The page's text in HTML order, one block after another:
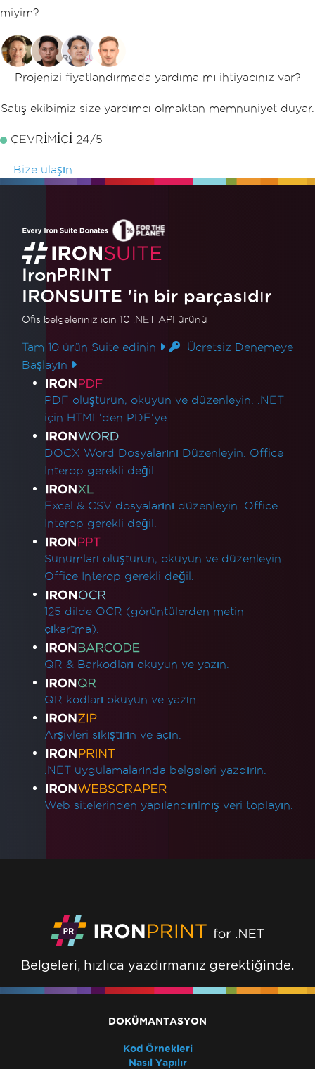
miyim?
Projenizi fiyatlandırmada yardıma mı ihtiyacınız var?
Satış ekibimiz size yardımcı olmaktan memnuniyet duyar.
ÇEVRİMİÇİ 24/5
Bize ulaşın
IronPRINT
IRONSUITE 'in bir parçasıdır
Ofis belgeleriniz için 10 .NET API ürünü
Tam 10 ürün Suite edinin
Ücretsiz Denemeye
Başlayın
Ürün Bağlantıları
PDF oluşturun, okuyun ve düzenleyin. .NET
için HTML'den PDF'ye.
DOCX Word Dosyalarını Düzenleyin. Office
Interop gerekli değil.
Excel & CSV dosyalarını düzenleyin. Office
Interop gerekli değil.
Sunumları oluşturun, okuyun ve düzenleyin.
Office Interop gerekli değil.
125 dilde OCR (görüntülerden metin
çıkartma).
QR & Barkodları okuyun ve yazın.
QR kodları okuyun ve yazın.
Arşivleri sıkıştırın ve açın.
.NET uygulamalarında belgeleri yazdırın.
Web sitelerinden yapılandırılmış veri toplayın.
Belgeleri, hızlıca yazdırmanız gerektiğinde.
DOKÜMANTASYON
Kod Örnekleri
Nasıl Yapılır